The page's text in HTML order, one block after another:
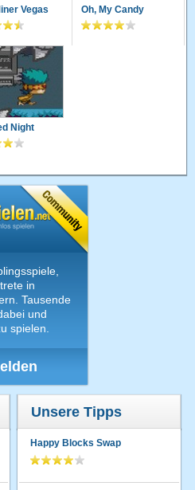
Vegas Oh, My Candy
Night
in
Tausende
und
spielen.
Unsere Tipps
Happy Blocks Swap